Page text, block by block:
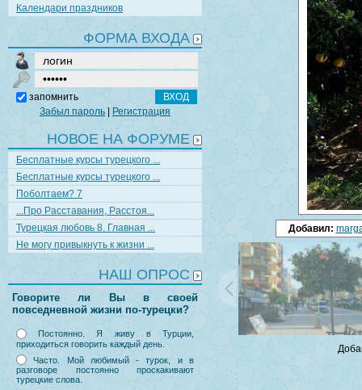
Календари праздников
ФОРМА ВХОДА
запомнить
Забыл пароль
Регистрация
НОВОЕ НА ФОРУМЕ
Бесплатные курсы турецкого ...
Бесплатные курсы турецкого ...
Поболтаем? 7
...Про Расставания, Расстоя...
Турецкая любовь 8. Главная ...
Не могу привыкнуть к жизни ...
НАШ ОПРОС
Говорите ли Вы в своей
повседневной жизни по-турецки?
Постоянно. Я живу в Турции,
приходиться говорить каждый день.
Часто. Мой любимый - турок, и в
разговоре постоянно проскакивают
турецкие слова.
Добавил: